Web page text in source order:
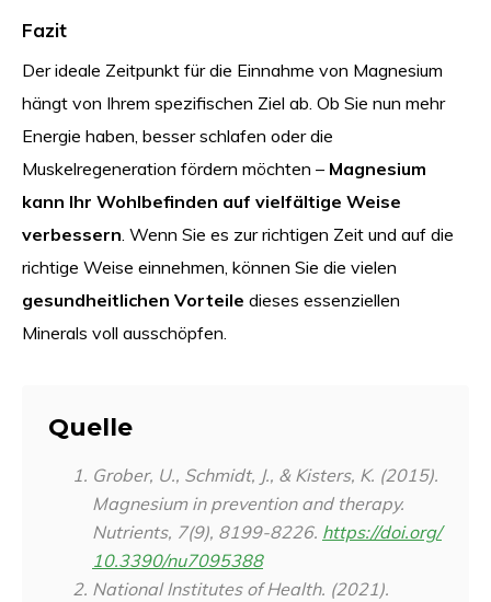
Fazit
Der ideale Zeitpunkt für die Einnahme von Magnesium
hängt von Ihrem spezifischen Ziel ab. Ob Sie nun mehr
Energie haben, besser schlafen oder die
Muskelregeneration fördern möchten – Magnesium
kann Ihr Wohlbefinden auf vielfältige Weise
verbessern. Wenn Sie es zur richtigen Zeit und auf die
richtige Weise einnehmen, können Sie die vielen
gesundheitlichen Vorteile dieses essenziellen
Minerals voll ausschöpfen.
Quelle
Grober, U., Schmidt, J., & Kisters, K. (2015).
Magnesium in prevention and therapy.
Nutrients, 7(9), 8199-8226. https://doi.org/
10.3390/nu7095388
National Institutes of Health. (2021).